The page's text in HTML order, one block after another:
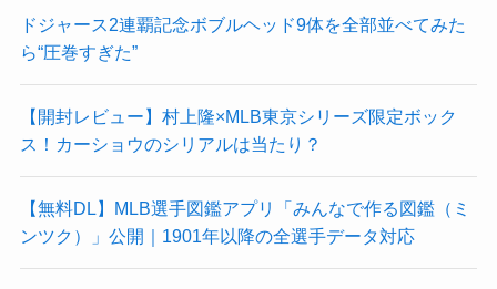
ドジャース2連覇記念ボブルヘッド9体を全部並べてみた
ら“圧巻すぎた”
【開封レビュー】村上隆×MLB東京シリーズ限定ボック
ス！カーショウのシリアルは当たり？
【無料DL】MLB選手図鑑アプリ「みんなで作る図鑑（ミ
ンツク）」公開｜1901年以降の全選手データ対応